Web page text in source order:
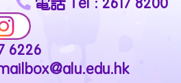
6226